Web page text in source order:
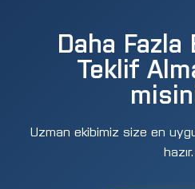
Daha Fazla
Teklif
Uzman ekibimiz size en
hazır.